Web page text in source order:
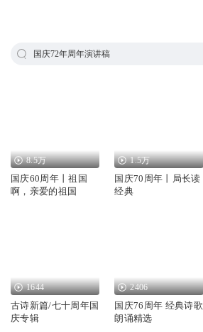
国庆72年周年演讲稿
8.5万
国庆60周年丨祖国
啊，亲爱的祖国
1.5万
国庆70周年丨局长读
经典
1644
古诗新篇/七十周年国
庆专辑
2406
国庆76周年 经典诗歌
朗诵精选